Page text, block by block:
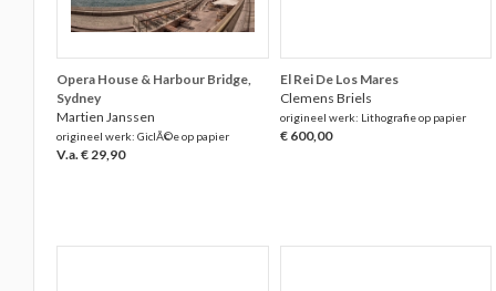
Opera House & Harbour Bridge,
Sydney
Martien Janssen
origineel werk: GiclÃ©e op papier
V.a. € 29,90
El Rei De Los Mares
Clemens Briels
origineel werk: Lithografie op papier
€ 600,00